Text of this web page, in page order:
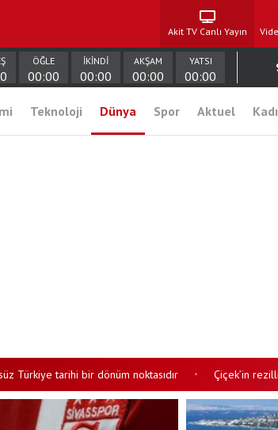
Akit TV Canlı Yayın
ÖĞLE
00:00
İKİNDİ
00:00
AKŞAM
00:00
YATSI
00:00
Teknoloji Dünya Spor Aktuel
tarihi bir dönüm noktasıdır • Çiçek’in rezilliğine